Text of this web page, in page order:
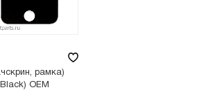
рамка)
OEM